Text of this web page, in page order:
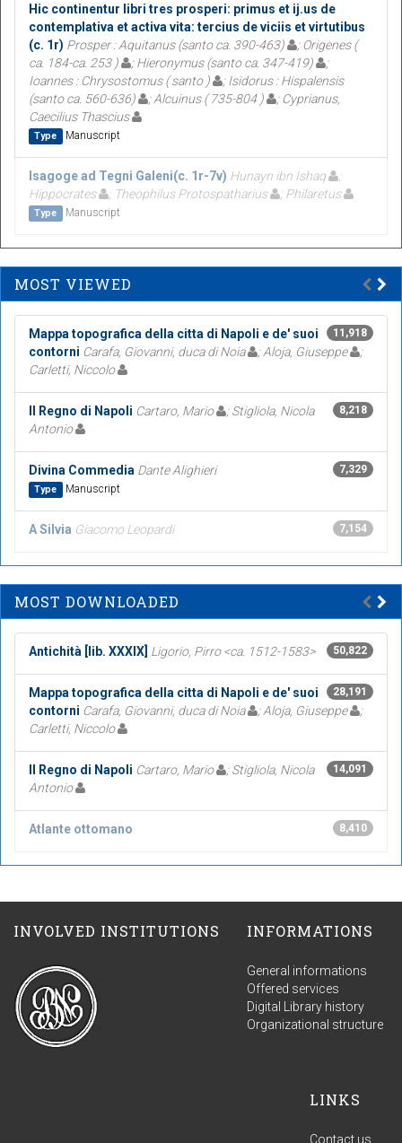
Hic continentur libri tres prosperi: primus et ij.us de
contemplativa et activa vita: tercius de viciis et virtutibus
(c. 1r) Prosper : Aquitanus (santo ca. 390-463)
; Origenes (
ca. 184-ca. 253 )
; Hieronymus (santo ca. 347-419)
;
Ioannes : Chrysostomus ( santo )
; Isidorus : Hispalensis
(santo ca. 560-636)
; Alcuinus ( 735-804 )
; Cyprianus,
Caecilius Thascius
Type Manuscript
Isagoge ad Tegni Galeni(c. 1r-7v) Hunayn ibn Ishaq
Hippocrates
; Theophilus Protospatharius ; Philaretus
Type Manuscript
MOST VIEWED
11,918
Mappa topografica della citta di Napoli e de' suoi
contorni Carafa, Giovanni, duca di Noia ; Aloja, Giuseppe
;
Carletti, Niccolo
8,218
Il Regno di Napoli Cartaro, Mario
; Stigliola, Nicola
Antonio
7,329
Divina Commedia Dante Alighieri
Type Manuscript
7,154
A Silvia Giacomo Leopardi
MOST DOWNLOADED
50,822
Antichità [lib. XXXIX] Ligorio, Pirro <ca. 1512-1583>
28,191
Mappa topografica della citta di Napoli e de' suoi
contorni Carafa, Giovanni, duca di Noia ; Aloja, Giuseppe
;
Carletti, Niccolo
14,091
Il Regno di Napoli Cartaro, Mario
; Stigliola, Nicola
Antonio
8,410
Atlante ottomano
INVOLVED INSTITUTIONS INFORMATIONS
General informations
Offered services
Digital Library history
Organizational structure
LINKS
Contact us